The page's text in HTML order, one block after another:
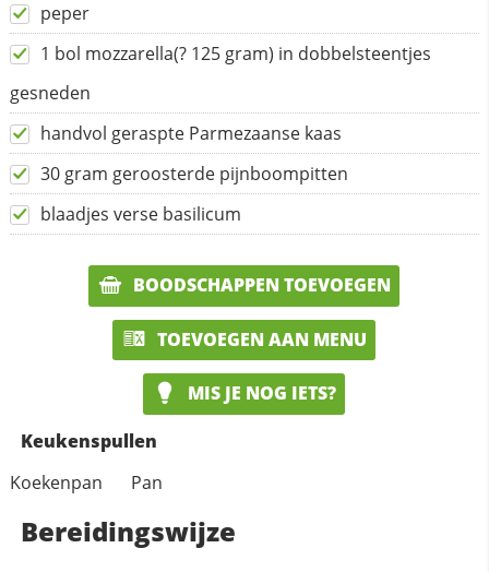
peper
1 bol mozzarella(? 125 gram) in dobbelsteentjes
gesneden
handvol geraspte Parmezaanse kaas
30 gram geroosterde pijnboompitten
blaadjes verse basilicum
BOODSCHAPPEN TOEVOEGEN
TOEVOEGEN AAN MENU
MIS JE NOG IETS?
Keukenspullen
Koekenpan
Pan
Bereidingswijze